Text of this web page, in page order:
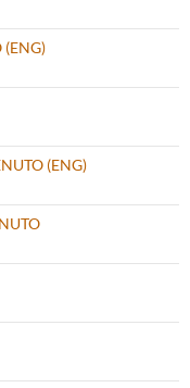
(ENG)
(ENG)